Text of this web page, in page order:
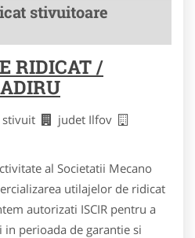
stivuitoare
RIDICAT /
stivuit
judet Ilfov
al Societatii Mecano
utilajelor de ridicat
autorizati ISCIR pentru a
perioada de garantie si